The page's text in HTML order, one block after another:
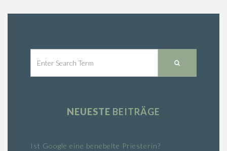
NEUESTE BEITRÄGE
Ist Google eine benebelte Priesterin?